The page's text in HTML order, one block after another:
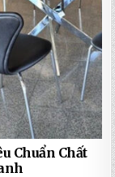
Chuẩn Chất